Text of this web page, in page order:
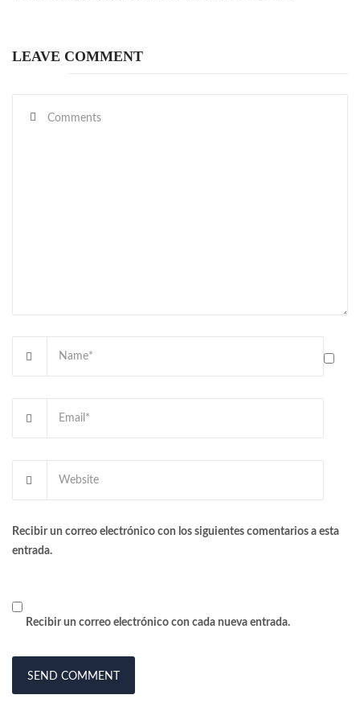
LEAVE COMMENT
Recibir un correo electrónico con los siguientes comentarios a esta
entrada.
Recibir un correo electrónico con cada nueva entrada.